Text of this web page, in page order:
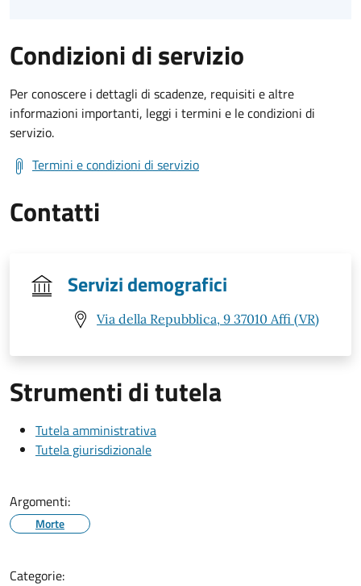
Condizioni di servizio
Per conoscere i dettagli di scadenze, requisiti e altre
informazioni importanti, leggi i termini e le condizioni di
servizio.
Termini e condizioni di servizio
Contatti
Servizi demografici
Via della Repubblica, 9 37010 Affi (VR)
Strumenti di tutela
Tutela amministrativa
Tutela giurisdizionale
Argomenti:
Morte
Categorie: